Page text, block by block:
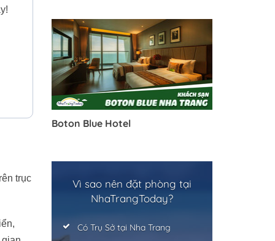
trục
Boton Blue Hotel
Vì sao nên đặt phòng tại
NhaTrangToday?
Có Trụ Sở tại Nha Trang